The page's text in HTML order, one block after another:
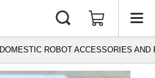
DOMESTIC ROBOT ACCESSORIES AND